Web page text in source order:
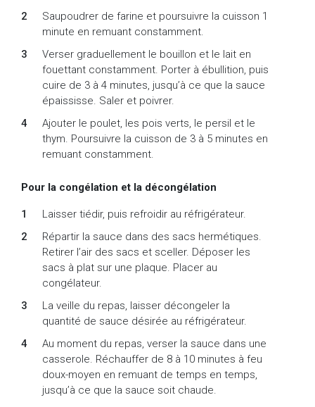
Saupoudrer de farine et poursuivre la cuisson 1
minute en remuant constamment.
Verser graduellement le bouillon et le lait en
fouettant constamment. Porter à ébullition, puis
cuire de 3 à 4 minutes, jusqu’à ce que la sauce
épaississe. Saler et poivrer.
Ajouter le poulet, les pois verts, le persil et le
thym. Poursuivre la cuisson de 3 à 5 minutes en
remuant constamment.
Pour la congélation et la décongélation
Laisser tiédir, puis refroidir au réfrigérateur.
Répartir la sauce dans des sacs hermétiques.
Retirer l’air des sacs et sceller. Déposer les
sacs à plat sur une plaque. Placer au
congélateur.
La veille du repas, laisser décongeler la
quantité de sauce désirée au réfrigérateur.
Au moment du repas, verser la sauce dans une
casserole. Réchauffer de 8 à 10 minutes à feu
doux-moyen en remuant de temps en temps,
jusqu’à ce que la sauce soit chaude.